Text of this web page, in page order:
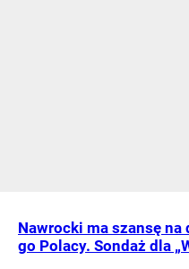
Nawrocki ma szansę na
go Polacy. Sondaż dla